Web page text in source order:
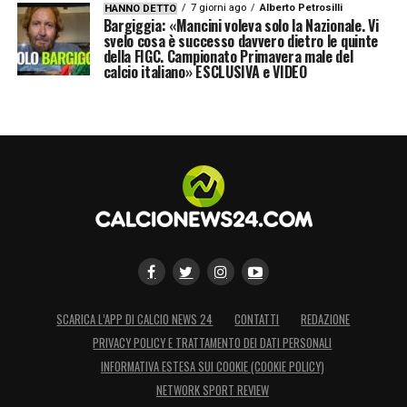
HANNO DETTO 7 giorni ago Alberto Petrosilli
Bargiggia: «Mancini voleva solo la Nazionale. Vi
svelo cosa è successo davvero dietro le quinte
della FIGC. Campionato Primavera male del
calcio italiano» ESCLUSIVA e VIDEO
SCARICA L’APP DI CALCIO NEWS 24 CONTATTI
REDAZIONE
PRIVACY POLICY E TRATTAMENTO DEI DATI PERSONALI
INFORMATIVA ESTESA SUI COOKIE (COOKIE POLICY)
NETWORK SPORT REVIEW